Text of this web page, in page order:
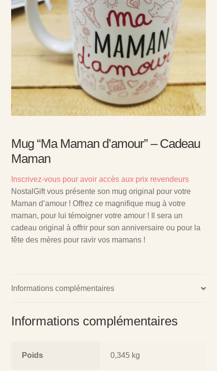
Mug “Ma Maman d’amour” – Cadeau
Maman
Inscrivez-vous pour avoir accès aux prix revendeurs
NostalGift vous présente son mug original pour votre
Maman d’amour ! Offrez ce magnifique mug à votre
maman, pour lui témoigner votre amour ! Il sera un
cadeau original à offrir pour son anniversaire ou pour la
fête des mères pour ravir vos mamans !
Informations complémentaires
Informations complémentaires
Poids 0,345 kg